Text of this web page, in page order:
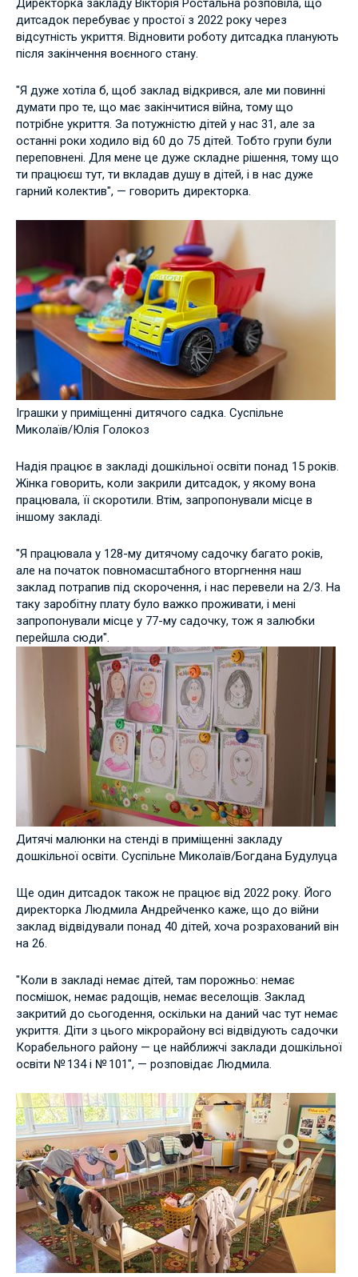
дитсадок перебуває у простої з 2022 року через
відсутність укриття. Відновити роботу дитсадка планують
після закінчення воєнного стану.
"Я дуже хотіла б, щоб заклад відкрився, але ми повинні
думати про те, що має закінчитися війна, тому що
потрібне укриття. За потужністю дітей у нас 31, але за
останні роки ходило від 60 до 75 дітей. Тобто групи були
переповнені. Для мене це дуже складне рішення, тому що
ти працюєш тут, ти вкладав душу в дітей, і в нас дуже
гарний колектив", — говорить директорка.
Іграшки у приміщенні дитячого садка. Суспільне
Миколаїв/Юлія Голокоз
Надія працює в закладі дошкільної освіти понад 15 років.
Жінка говорить, коли закрили дитсадок, у якому вона
працювала, її скоротили. Втім, запропонували місце в
іншому закладі.
"Я працювала у 128-му дитячому садочку багато років,
але на початок повномасштабного вторгнення наш
заклад потрапив під скорочення, і нас перевели на 2/3. На
таку заробітну плату було важко проживати, і мені
запропонували місце у 77-му садочку, тож я залюбки
перейшла сюди".
Дитячі малюнки на стенді в приміщенні закладу
дошкільної освіти. Суспільне Миколаїв/Богдана Будулуца
Ще один дитсадок також не працює від 2022 року. Його
директорка Людмила Андрейченко каже, що до війни
заклад відвідували понад 40 дітей, хоча розрахований він
на 26.
"Коли в закладі немає дітей, там порожньо: немає
посмішок, немає радощів, немає веселощів. Заклад
закритий до сьогодення, оскільки на даний час тут немає
укриття. Діти з цього мікрорайону всі відвідують садочки
Корабельного району — це найближчі заклади дошкільної
освіти № 134 і № 101", — розповідає Людмила.